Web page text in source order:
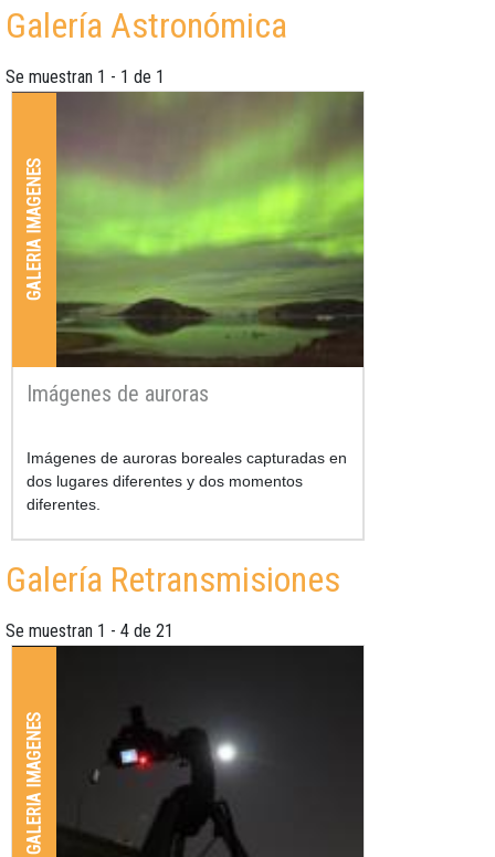
Galería Astronómica
Se muestran 1 - 1 de 1
GALERIA IMAGENES
Imágenes de auroras
Imágenes de auroras boreales capturadas en
dos lugares diferentes y dos momentos
diferentes.
Galería Retransmisiones
Se muestran 1 - 4 de 21
GALERIA IMAGENES